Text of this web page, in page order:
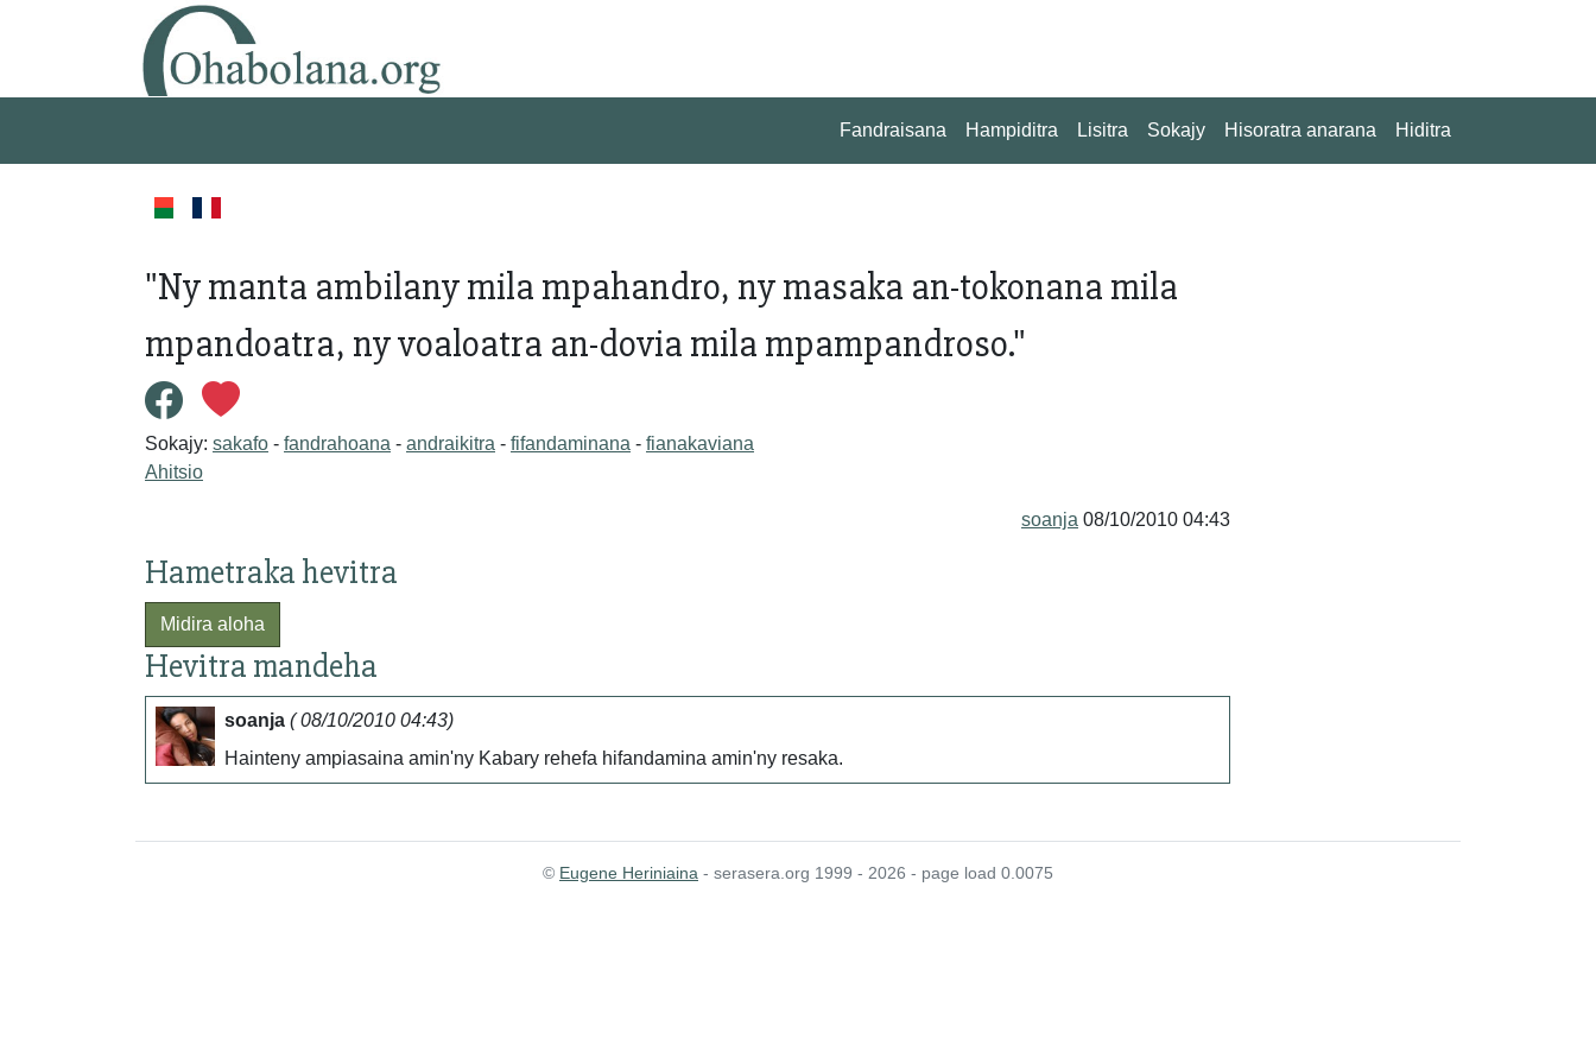
Fandraisana Hampiditra Lisitra Sokajy Hisoratra anarana Hiditra
"Ny manta ambilany mila mpahandro, ny masaka an-tokonana mila
mpandoatra, ny voaloatra an-dovia mila mpampandroso."
Sokajy: sakafo - fandrahoana - andraikitra - fifandaminana - fianakaviana
Ahitsio
soanja 08/10/2010 04:43
Hametraka hevitra
Midira aloha
Hevitra mandeha
soanja ( 08/10/2010 04:43)
Hainteny ampiasaina amin'ny Kabary rehefa hifandamina amin'ny resaka.
© Eugene Heriniaina - serasera.org 1999 - 2026 - page load 0.0075